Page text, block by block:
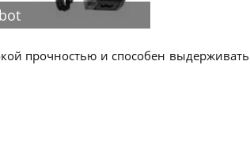
прочностью и способен выдерживать